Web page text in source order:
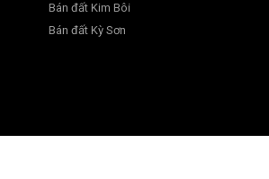
Bán đất Kim Bôi
Bán đất Kỳ Sơn